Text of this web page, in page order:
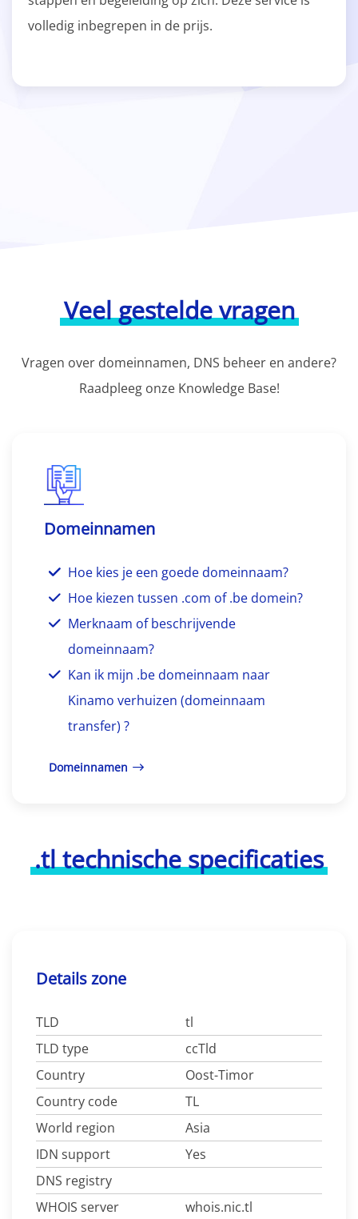
volledig inbegrepen in de prijs.
Veel gestelde vragen
Vragen over domeinnamen, DNS beheer en andere?
Raadpleeg onze Knowledge Base!
Domeinnamen
Hoe kies je een goede domeinnaam?
Hoe kiezen tussen .com of .be domein?
Merknaam of beschrijvende
domeinnaam?
Kan ik mijn .be domeinnaam naar
Kinamo verhuizen (domeinnaam
transfer) ?
Domeinnamen
.tl technische specificaties
Details zone
TLD
tl
TLD type
ccTld
Country
Oost-Timor
Country code
TL
World region
Asia
IDN support
Yes
DNS registry
WHOIS server
whois.nic.tl